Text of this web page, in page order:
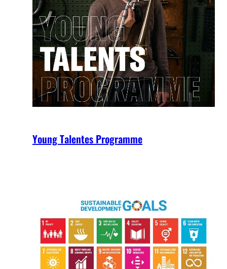
Young Talentes Programme